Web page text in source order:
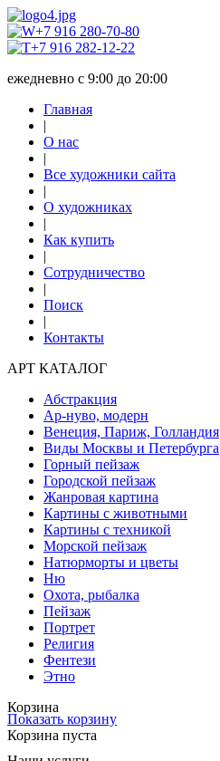
+7 916 280-70-80
+7 916 282-12-22
ежедневно с 9:00 до 20:00
Главная
|
О нас
|
Все художники сайта
|
О художниках
|
Как купить
|
Сотрудничество
|
Поиск
|
Контакты
АРТ КАТАЛОГ
Абстракция
Ар-нуво, модерн
Венеция, Париж, Голландия
Виды Москвы и Петербурга
Горный пейзаж
Городской пейзаж
Жанровая картина
Картины с животными
Картины с техникой
Морской пейзаж
Натюрморты и цветы
Ню
Охота, рыбалка
Пейзаж
Портрет
Религия
Фентези
Этно
Корзина
Показать корзину
Корзина пуста